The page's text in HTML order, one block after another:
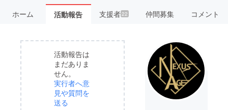
ホーム 活動報告 支援者22 仲間募集 コメント
活動報告は
まだありま
せん。
実行者へ意
見や質問を
送る